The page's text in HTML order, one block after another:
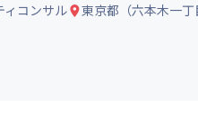
ィコンサル 東京都（六本木一丁